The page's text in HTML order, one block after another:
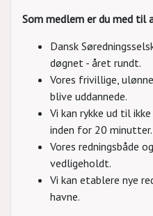
Som medlem er du med til
Dansk
døgnet - året rundt.
Vores frivillige,
blive uddannede.
Vi kan rykke ud til
inden for 20 minutter.
Vores redningsbåde
vedligeholdt.
Vi kan etablere nye
havne.